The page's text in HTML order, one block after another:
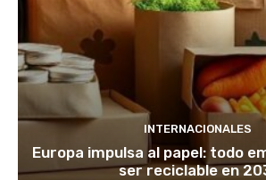
INTERNACIONALES
Europa impulsa al papel: todo
ser reciclable en